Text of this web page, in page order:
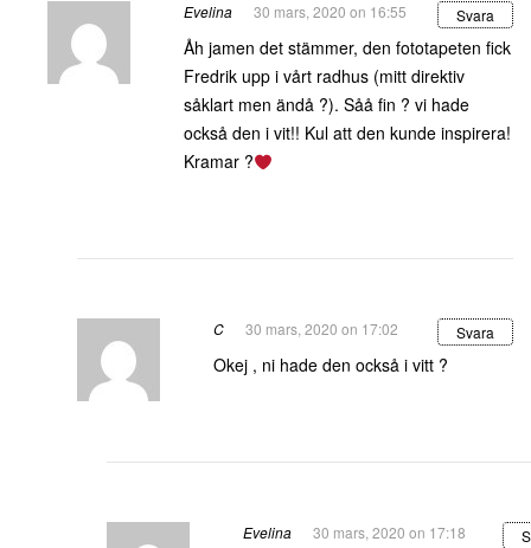
Evelina 30 mars, 2020 on 16:55 Svara
Åh jamen det stämmer, den fototapeten fick
Fredrik upp i vårt radhus (mitt direktiv
såklart men ändå ?). Såå fin ? vi hade
också den i vit!! Kul att den kunde inspirera!
Kramar ?
C 30 mars, 2020 on 17:02 Svara
Okej , ni hade den också i vitt ?
Evelina 30 mars, 2020 on 17:18